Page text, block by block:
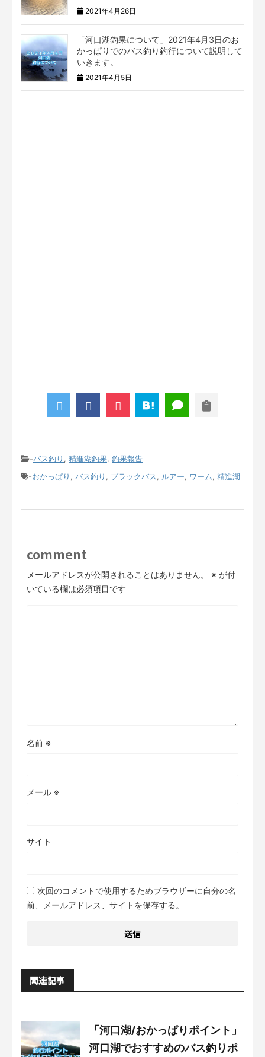
2021年4月26日
「河口湖釣果について」2021年4月3日のお
かっぱりでのバス釣り釣行について説明して
いきます。
2021年4月5日
-バス釣り , 精進湖釣果, 釣果報告
-おかっぱり , バス釣り , ブラックバス, ルアー, ワーム, 精進湖
comment
メールアドレスが公開されることはありません。 ※ が付
いている欄は必須項目です
名前 ※
メール ※
サイト
次回のコメントで使用するためブラウザーに自分の名
前、メールアドレス、サイトを保存する。
関連記事
「河口湖/おかっぱりポイント」
河口湖でおすすめのバス釣りポ